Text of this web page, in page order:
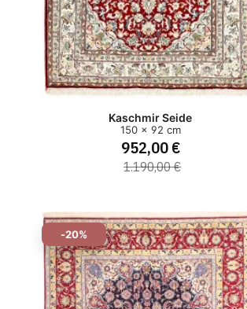
Kaschmir Seide
150 x 92 cm
952,00 €
1.190,00 €
-20%